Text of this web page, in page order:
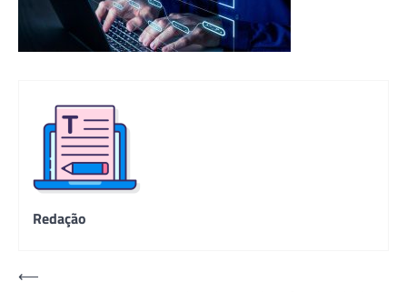
Redação
Navegação
⟵